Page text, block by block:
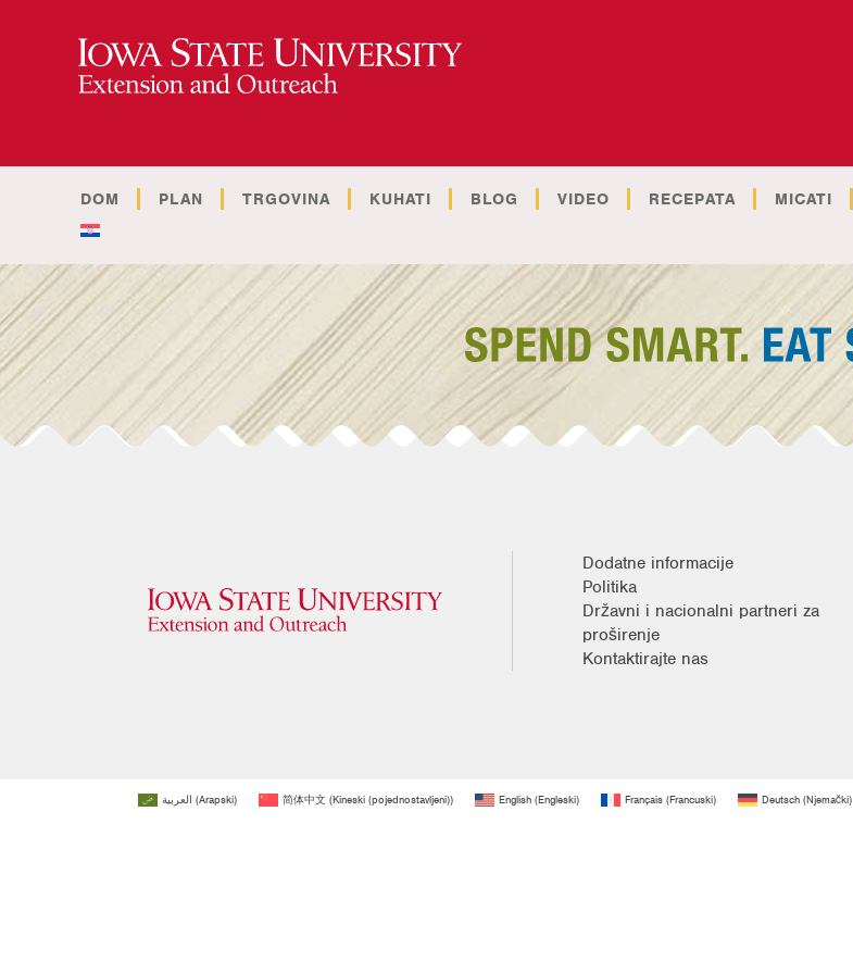
DOM PLAN TRGOVINA KUHATI BLOG VIDEO RECEPATA MICATI
Dodatne informacije
Politika
Državni i nacionalni partneri za
proširenje
Kontaktirajte nas
العربية (Arapski) 简体中文 (Kineski (pojednostavljeni)) English (Engleski) Français (Francuski) Deutsch (Njemački)